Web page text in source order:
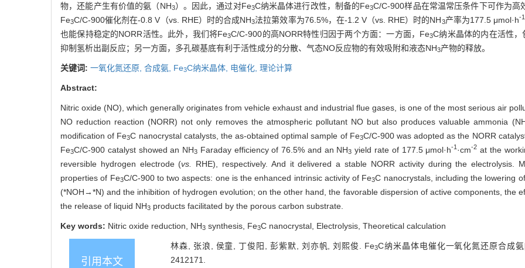
物，还能产生有价值的氨（NH3）。因此，通过对Fe3C纳米晶体进行改性，制备的Fe3C/C-900样品在常温常压条件下可作为高
Fe3C/C-900催化剂在-0.8 V（vs. RHE）时的合成NH3法拉第效率为76.5%，在-1.2 V（vs. RHE）时的NH3产率为177.5 μmol·h-1
也能保持稳定的NORR活性。此外，我们将Fe3C/C-900的高NORR特性归因于两个方面：一方面，Fe3C纳米晶体的内在活性
抑制氢析出副反应；另一方面，多孔碳基底有利于活性成分的分散、气态NO反应物的有效吸附和液态NH3产物的释放。
关键词: 一氧化氮还原, 合成氨, Fe3C纳米晶体, 电催化, 理论计算
Abstract:
Nitric oxide (NO), which generally originates from vehicle exhaust and industrial flue gases, is one of the most serious air
NO reduction reaction (NORR) not only removes the atmospheric pollutant NO but also produces valuable ammonia
modification of Fe3C nanocrystal catalysts, the as-obtained optimal sample of Fe3C/C-900 was adopted as the NORR
Fe3C/C-900 catalyst showed an NH3 Faraday efficiency of 76.5% and an NH3 yield rate of 177.5 μmol·h-1 ·cm-2 at the
reversible hydrogen electrode (vs.
RHE), respectively. And it delivered a stable NORR activity during the electrolysis.
properties of Fe3C/C-900 to two aspects: one is the enhanced intrinsic activity of Fe3C nanocrystals, including the lowering
(*NOH→*N) and the inhibition of hydrogen evolution; on the other hand, the favorable dispersion of active components, the
the release of liquid NH3 products facilitated by the porous carbon substrate.
Key words: Nitric oxide reduction, NH3 synthesis, Fe3C nanocrystal, Electrolysis, Theoretical calculation
引用本文
林森, 张浪, 侯童, 丁俊阳, 彭紫默, 刘亦帆, 刘熙俊. Fe3C纳米晶体电催化一氧化氮还原合成
2412171.